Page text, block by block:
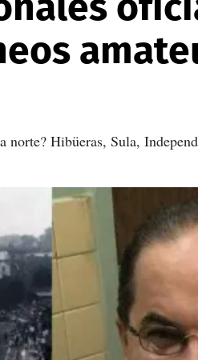
norte? Hibüeras, Sula,